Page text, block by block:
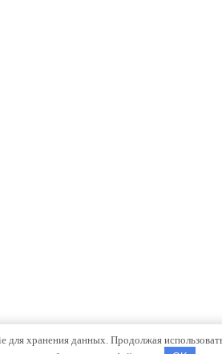
для хранения данных. Продолжая